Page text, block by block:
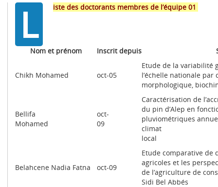
L iste des doctorants membres de l’équipe 01
Nom et prénom Inscrit depuis
Chikh Mohamed oct-05
Etude de la variabilité
l’échelle nationale par
morphologique,
Bellifa
Mohamed
oct-
09
Caractérisation de
du pin d’Alep en
pluviométriques
climat
Belahcene Nadia Fatna oct-09
Etude comparative de
agricoles et les
de l’agriculture de
Sidi Bel Abbés